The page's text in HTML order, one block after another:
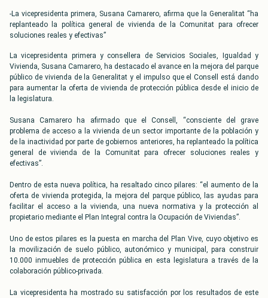
-La vicepresidenta primera, Susana Camarero, afirma que la Generalitat “ha
replanteado la política general de vivienda de la Comunitat para ofrecer
soluciones reales y efectivas”
La vicepresidenta primera y consellera de Servicios Sociales, Igualdad y
Vivienda, Susana Camarero, ha destacado el avance en la mejora del parque
público de vivienda de la Generalitat y el impulso que el Consell está dando
para aumentar la oferta de vivienda de protección pública desde el inicio de
la legislatura.
Susana Camarero ha afirmado que el Consell, “consciente del grave
problema de acceso a la vivienda de un sector importante de la población y
de la inactividad por parte de gobiernos anteriores, ha replanteado la política
general de vivienda de la Comunitat para ofrecer soluciones reales y
efectivas”.
Dentro de esta nueva política, ha resaltado cinco pilares: “el aumento de la
oferta de vivienda protegida, la mejora del parque público, las ayudas para
facilitar el acceso a la vivienda, una nueva normativa y la protección al
propietario mediante el Plan Integral contra la Ocupación de Viviendas”.
Uno de estos pilares es la puesta en marcha del Plan Vive, cuyo objetivo es
la movilización de suelo público, autonómico y municipal, para construir
10.000 inmuebles de protección pública en esta legislatura a través de la
colaboración público-privada.
La vicepresidenta ha mostrado su satisfacción por los resultados de este